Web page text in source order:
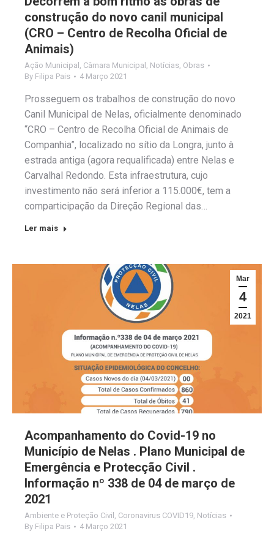
construção do novo canil municipal
(CRO – Centro de Recolha Oficial de
Animais)
Ação Municipal Câmara Municipal Notícias Obras
By Filipa Pais 4 Março 2021
Prosseguem os trabalhos de construção do novo
Canil Municipal de Nelas, oficialmente denominado
“CRO – Centro de Recolha Oficial de Animais de
Companhia”, localizado no sítio da Longra, junto à
estrada antiga (agora requalificada) entre Nelas e
Carvalhal Redondo. Esta infraestrutura, cujo
investimento não será inferior a 115.000€, tem a
comparticipação da Direção Regional das…
Ler mais
Mar
4
2021
Acompanhamento do Covid-19 no
Município de Nelas . Plano Municipal de
Emergência e Protecção Civil .
Informação nº 338 de 04 de março de
2021
Ambiente e Proteção Civil , Coronavirus COVID19, Notícias
By Filipa Pais 4 Março 2021